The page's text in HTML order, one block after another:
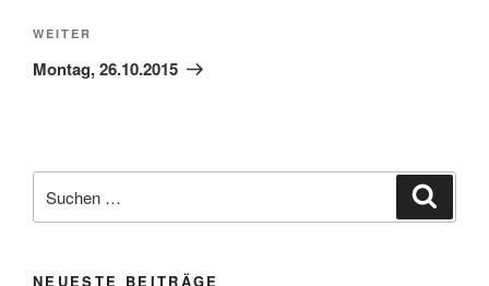
Nächster
Beitrag
WEITER
Montag, 26.10.2015
nach:
NEUESTE BEITRÄGE